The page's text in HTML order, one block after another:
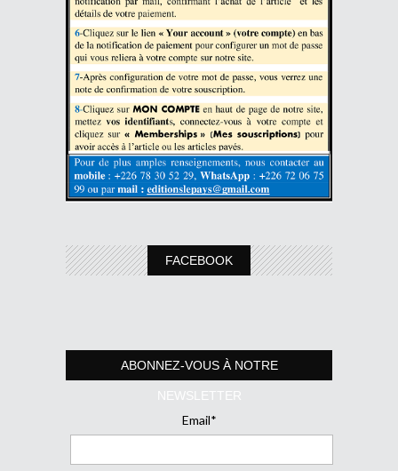
FACEBOOK
ABONNEZ-VOUS À NOTRE
NEWSLETTER
Email*